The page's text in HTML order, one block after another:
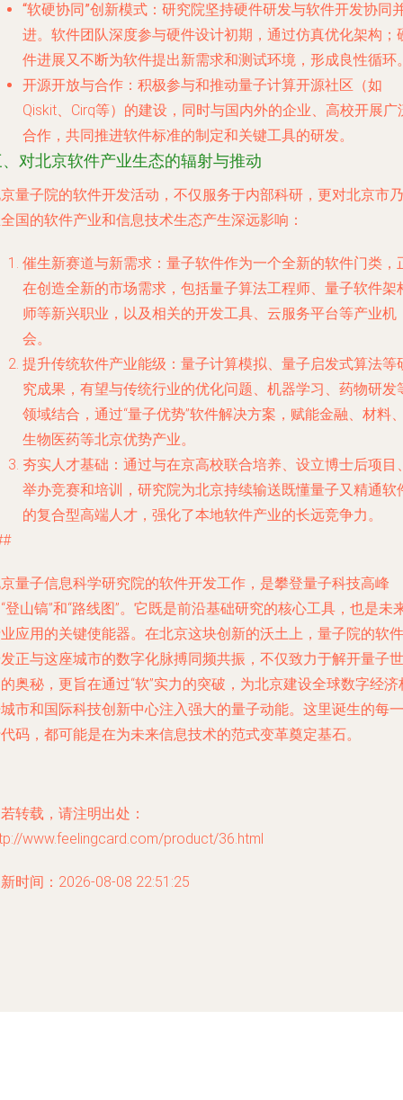
“软硬协同”创新模式 ：研究院坚持硬件研发与软件开发协同
进。软件团队深度参与硬件设计初期，通过仿真优化架构；
件进展又不断为软件提出新需求和测试环境，形成良性循环
开源开放与合作 ：积极参与和推动量子计算开源社区（如
Qiskit、Cirq等）的建设，同时与国内外的企业、高校开展广
合作，共同推进软件标准的制定和关键工具的研发。
对北京软件产业生态的辐射与推动
量子院的软件开发活动，不仅服务于内部科研，更对北京市乃
国的软件产业和信息技术生态产生深远影响：
催生新赛道与新需求 ：量子软件作为一个全新的软件门类，
在创造全新的市场需求，包括量子算法工程师、量子软件架
师等新兴职业，以及相关的开发工具、云服务平台等产业机
会。
提升传统软件产业能级 ：量子计算模拟、量子启发式算法等
究成果，有望与传统行业的优化问题、机器学习、药物研发
领域结合，通过“量子优势”软件解决方案，赋能金融、材料
生物医药等北京优势产业。
夯实人才基础 ：通过与在京高校联合培养、设立博士后项目
举办竞赛和培训，研究院为北京持续输送既懂量子又精通软
的复合型高端人才，强化了本地软件产业的长远竞争力。
量子信息科学研究院的软件开发工作，是攀登量子科技高峰
登山镐”和“路线图”。它既是前沿基础研究的核心工具，也是未
应用的关键使能器。在北京这块创新的沃土上，量子院的软件
正与这座城市的数字化脉搏同频共振，不仅致力于解开量子世
奥秘，更旨在通过“软”实力的突破，为北京建设全球数字经济
市和国际科技创新中心注入强大的量子动能。这里诞生的每一
码，都可能是在为未来信息技术的范式变革奠定基石。
转载，请注明出处：
www.feelingcard.com/product/36.html
时间：2026-08-08 22:51:25